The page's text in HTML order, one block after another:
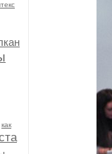
как